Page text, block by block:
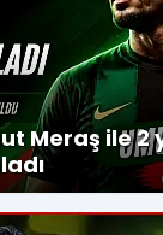
Meraş ile 2